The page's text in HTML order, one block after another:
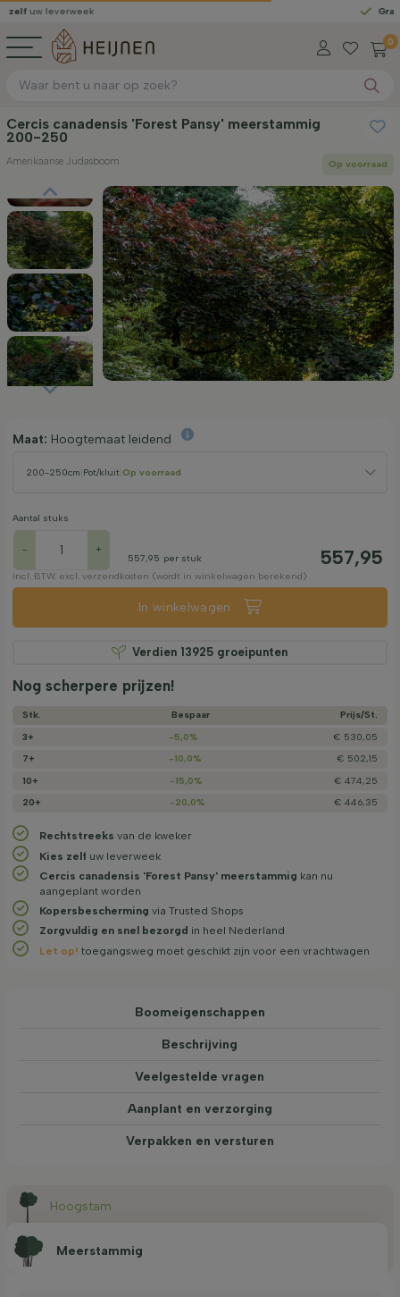
Gratis
0
Cercis canadensis 'Forest Pansy' meerstammig
200-250
Amerikaanse Judasboom Op voorraad
Maat: Hoogtemaat leidend
200-250cm Pot/kluit Op voorraad
Aantal stuks
- +
557,95 per stuk 557,95
incl. BTW. excl. verzendkosten (wordt in winkelwagen berekend)
In winkelwagen
Verdien 13925 groeipunten
Nog scherpere prijzen!
Stk. Bespaar
Prijs/­St.
3+
-5,0%
€ 530,05
7+
-10,0%
€ 502,15
10+
-15,0%
€ 474,25
20+
-20,0% € 446,35
Rechtstreeks van de kweker
Kies zelf uw leverweek
Cercis canadensis 'Forest Pansy' meerstammig kan nu
aangeplant worden
Kopersbescherming via Trusted Shops
Zorgvuldig en snel bezorgd in heel Nederland
Let op! toegangsweg moet geschikt zijn voor een vrachtwagen
Boom­eigen­schappen
Beschrijving
Veelgestelde vragen
Aanplant en verzorging
Verpakken en versturen
Meerstammig
Hoogstam